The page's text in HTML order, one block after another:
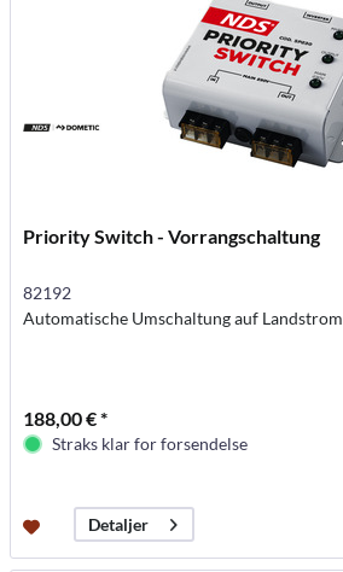
Priority Switch - Vorrangschaltung
82192
Automatische Umschaltung auf Landstrom
188,00 € *
Straks klar for forsendelse
Detaljer